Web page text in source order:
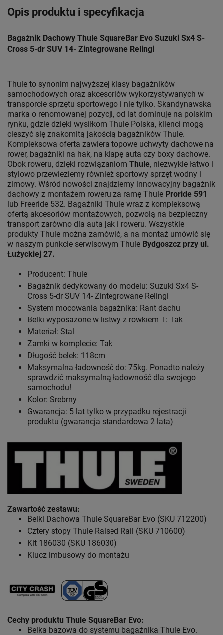
Opis produktu i specyfikacja
Bagażnik Dachowy Thule SquareBar Evo Suzuki Sx4 S-
Cross 5-dr SUV 14- Zintegrowane Relingi
Thule to synonim najwyższej klasy bagażników
samochodowych oraz akcesoriów wykorzystywanych w
transporcie sprzętu sportowego i nie tylko. Skandynawska
marka o renomowanej pozycji, od lat dominuje na polskim
rynku, gdzie dzięki wysiłkom Thule Polska, klienci mogą
cieszyć się znakomitą jakością bagażników Thule.
Kompleksowa oferta zawiera topowe uchwyty dachowe na
rower, bagażniki na hak, na klapę auta czy boxy dachowe.
Obok roweru, dzięki rozwiązaniom Thule, niezwykle łatwo i
stylowo przewieziemy również sportowy sprzęt wodny i
zimowy. Wśród nowości znajdziemy innowacyjny bagażnik
dachowy z montażem roweru za ramę Thule Proride 591
lub Freeride 532. Bagażniki Thule wraz z kompleksową
ofertą akcesoriów montażowych, pozwolą na bezpieczny
transport zarówno dla auta jak i roweru. Wszystkie
produkty Thule można zamówić, a na montaż umówić się
w naszym punkcie serwisowym Thule Bydgoszcz przy ul.
Łużyckiej 27.
Producent: Thule
Bagażnik dedykowany do modelu: Suzuki Sx4 S-
Cross 5-dr SUV 14- Zintegrowane Relingi
System mocowania bagażnika: Rant dachu
Belki wyposażone w listwy z rowkiem T: Tak
Materiał: Stal
Zamki w komplecie: Tak
Długość belek: 118cm
Maksymalna ładowność do: 75kg. Ponadto należy
sprawdzić maksymalną ładowność dla swojego
samochodu!
Kolor: Srebrny
Gwarancja: 5 lat tylko w przypadku rejestracji
produktu (gwarancja standardowa 2 lata)
Zawartość zestawu:
Belki Dachowa Thule SquareBar Evo (SKU 712200)
Cztery stopy Thule Raised Rail (SKU 710600)
Kit 186030 (SKU 186030)
Klucz imbusowy do montażu
Cechy produktu Thule SquareBar Evo:
Belka bazowa do systemu bagażnika Thule Evo.